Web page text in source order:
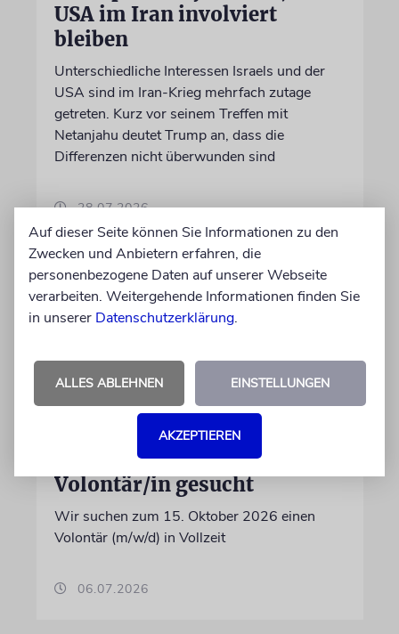
USA im Iran involviert
bleiben
Unterschiedliche Interessen Israels und der
USA sind im Iran-Krieg mehrfach zutage
getreten. Kurz vor seinem Treffen mit
Netanjahu deutet Trump an, dass die
Differenzen nicht überwunden sind
28.07.2026
IN EIGENER SACHE
Volontär/in gesucht
Wir suchen zum 15. Oktober 2026 einen
Volontär (m/w/d) in Vollzeit
06.07.2026
Auf dieser Seite können Sie Informationen zu den
Zwecken und Anbietern erfahren, die
personenbezogene Daten auf unserer Webseite
verarbeiten. Weitergehende Informationen finden Sie
in unserer Datenschutzerklärung.
ALLES ABLEHNEN EINSTELLUNGEN
AKZEPTIEREN